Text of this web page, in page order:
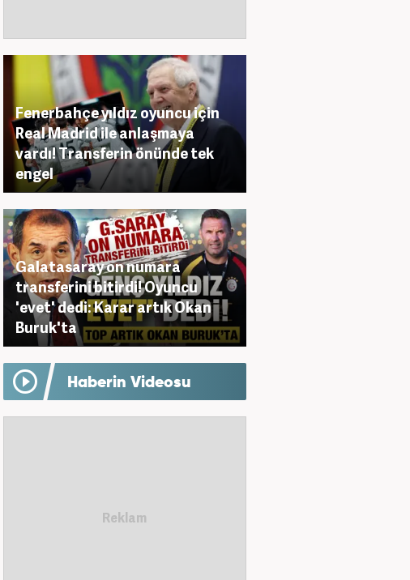
Fenerbahçe yıldız oyuncu için
Real Madrid ile anlaşmaya
vardı! Transferin önünde tek
engel
Galatasaray on numara
transferini bitirdi! Oyuncu
'evet' dedi: Karar artık Okan
Buruk'ta
Haberin Videosu